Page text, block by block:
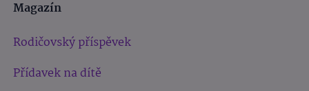
Magazín
Rodičovský příspěvek
Přídavek na dítě